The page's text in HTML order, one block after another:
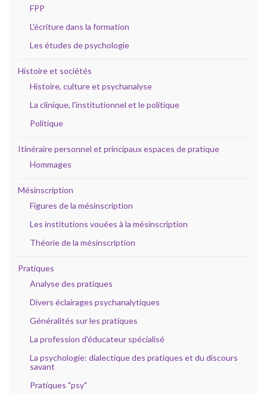
FPP
L'écriture dans la formation
Les études de psychologie
Histoire et sociétés
Histoire, culture et psychanalyse
La clinique, l'institutionnel et le politique
Politique
Itinéraire personnel et principaux espaces de pratique
Hommages
Mésinscription
Figures de la mésinscription
Les institutions vouées à la mésinscription
Théorie de la mésinscription
Pratiques
Analyse des pratiques
Divers éclairages psychanalytiques
Généralités sur les pratiques
La profession d'éducateur spécialisé
La psychologie: dialectique des pratiques et du discours
savant
Pratiques "psy"